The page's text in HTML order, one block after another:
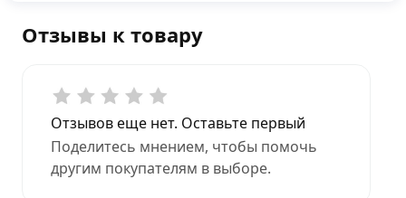
Отзывы к товару
Отзывов еще нет. Оставьте первый
Поделитесь мнением, чтобы помочь
другим покупателям в выборе.